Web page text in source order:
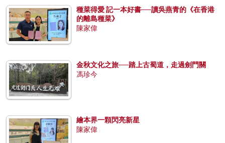
種菜得愛 記一本好書──讀吳燕青的《在香港
的離島種菜》
陳家偉
金秋文化之旅──踏上古蜀道，走過劍門關
馮珍今
繪本界一顆閃亮新星
陳家偉